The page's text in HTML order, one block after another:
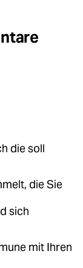
die soll
die Sie
sich
mit Ihren